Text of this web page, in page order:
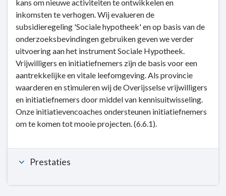
kwaliteit
Dit
wat
wij
doen
6.6
Een
sterk
kans om nieuwe activiteiten te ontwikkelen en
inkomsten te verhogen. Wij evalueren de
subsidieregeling 'Sociale hypotheek' en op basis van de
onderzoeksbevindingen gebruiken geven we verder
uitvoering aan het instrument Sociale Hypotheek.
Vrijwilligers en initiatiefnemers zijn de basis voor een
aantrekkelijke en vitale leefomgeving. Als provincie
waarderen en stimuleren wij de Overijsselse vrijwilligers
en initiatiefnemers door middel van kennisuitwisseling.
Onze initiatievencoaches ondersteunen initiatiefnemers
om te komen tot mooie projecten. (6.6.1).
Prestaties